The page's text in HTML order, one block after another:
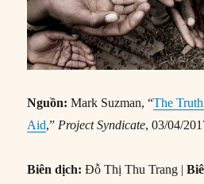
Nguồn: Mark Suzman, “The
Aid,” Project Syndicate, 03/04/
Biên dịch: Đỗ Thị Thu Trang |